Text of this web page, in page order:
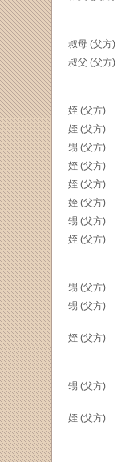
叔母 (父方)
叔父 (父方)
姪 (父方)
姪 (父方)
甥 (父方)
姪 (父方)
姪 (父方)
姪 (父方)
甥 (父方)
姪 (父方)
甥 (父方)
甥 (父方)
姪 (父方)
甥 (父方)
姪 (父方)